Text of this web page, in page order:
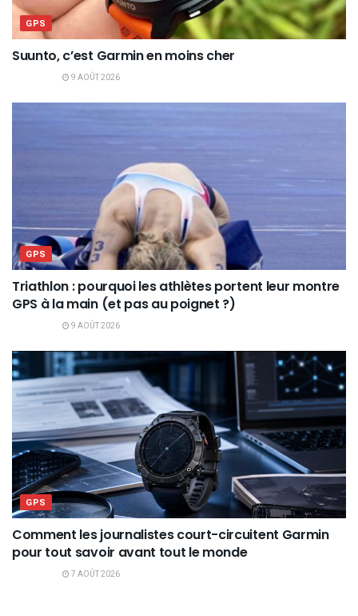
GPS
Suunto, c’est Garmin en moins cher
9 AOÛT 2026
GPS
Triathlon : pourquoi les athlètes portent leur montre
GPS à la main (et pas au poignet ?)
9 AOÛT 2026
GPS
Comment les journalistes court-circuitent Garmin
pour tout savoir avant tout le monde
7 AOÛT 2026